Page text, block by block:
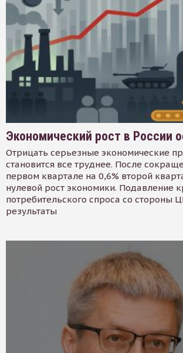
Экономический рост в России
Отрицать серьезные экономические
становится все труднее. После
первом квартале на 0,6% второй
нулевой рост экономики. Подавление
потребительского спроса со стороны
результаты